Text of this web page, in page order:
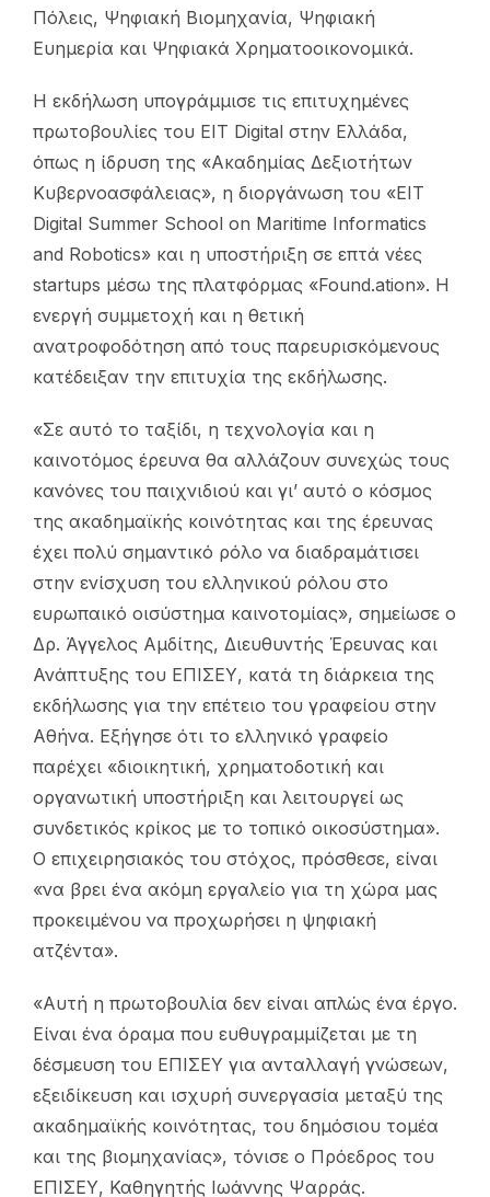
Πόλεις, Ψηφιακή Βιομηχανία, Ψηφιακή
Ευημερία και Ψηφιακά Χρηματοοικονομικά.
Η εκδήλωση υπογράμμισε τις επιτυχημένες
πρωτοβουλίες του EIT Digital στην Ελλάδα,
όπως η ίδρυση της «Ακαδημίας Δεξιοτήτων
Κυβερνοασφάλειας», η διοργάνωση του «EIT
Digital Summer School on Maritime Informatics
and Robotics» και η υποστήριξη σε επτά νέες
startups μέσω της πλατφόρμας «Found.ation». Η
ενεργή συμμετοχή και η θετική
ανατροφοδότηση από τους παρευρισκόμενους
κατέδειξαν την επιτυχία της εκδήλωσης.
«Σε αυτό το ταξίδι, η τεχνολογία και η
καινοτόμος έρευνα θα αλλάζουν συνεχώς τους
κανόνες του παιχνιδιού και γι’ αυτό ο κόσμος
της ακαδημαϊκής κοινότητας και της έρευνας
έχει πολύ σημαντικό ρόλο να διαδραμάτισει
στην ενίσχυση του ελληνικού ρόλου στο
ευρωπαικό οισύστημα καινοτομίας», σημείωσε ο
Δρ. Άγγελος Αμδίτης, Διευθυντής Έρευνας και
Ανάπτυξης του ΕΠΙΣΕΥ, κατά τη διάρκεια της
εκδήλωσης για την επέτειο του γραφείου στην
Αθήνα. Εξήγησε ότι το ελληνικό γραφείο
παρέχει «διοικητική, χρηματοδοτική και
οργανωτική υποστήριξη και λειτουργεί ως
συνδετικός κρίκος με το τοπικό οικοσύστημα».
Ο επιχειρησιακός του στόχος, πρόσθεσε, είναι
«να βρει ένα ακόμη εργαλείο για τη χώρα μας
προκειμένου να προχωρήσει η ψηφιακή
ατζέντα».
«Αυτή η πρωτοβουλία δεν είναι απλώς ένα έργο.
Είναι ένα όραμα που ευθυγραμμίζεται με τη
δέσμευση του ΕΠΙΣΕΥ για ανταλλαγή γνώσεων,
εξειδίκευση και ισχυρή συνεργασία μεταξύ της
ακαδημαϊκής κοινότητας, του δημόσιου τομέα
και της βιομηχανίας», τόνισε ο Πρόεδρος του
ΕΠΙΣΕΥ, Καθηγητής Ιωάννης Ψαρράς.